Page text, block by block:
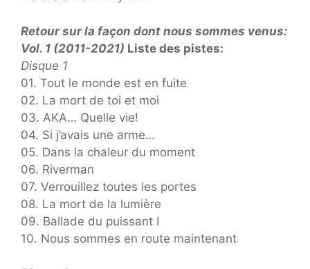
Retour sur la façon dont nous sommes venus:
Vol. 1 (2011-2021) Liste des pistes:
Disque 1
01. Tout le monde est en fuite
02. La mort de toi et moi
03. AKA… Quelle vie!
04. Si j’avais une arme…
05. Dans la chaleur du moment
06. Riverman
07. Verrouillez toutes les portes
08. La mort de la lumière
09. Ballade du puissant I
10. Nous sommes en route maintenant